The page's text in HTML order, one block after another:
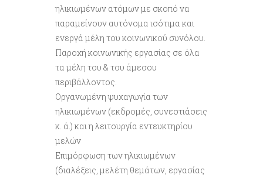
ηλικιωμένων ατόμων με σκοπό να
παραμείνουν αυτόνομα ισότιμα και
ενεργά μέλη του κοινωνικού συνόλου.
Παροχή κοινωνικής εργασίας σε όλα
τα μέλη του & του άμεσου
περιβάλλοντος.
Οργανωμένη ψυχαγωγία των
ηλικιωμένων (εκδρομές, συνεστιάσεις
κ. ά.) και η λειτουργία εντευκτηρίου
μελών
Επιμόρφωση των ηλικιωμένων
(διαλέξεις, μελέτη θεμάτων, εργασίας